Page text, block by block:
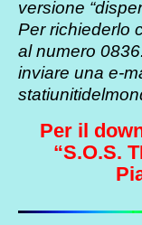
versione
Per richiederlo
al numero
inviare una e-
Per il
“S.O.S.